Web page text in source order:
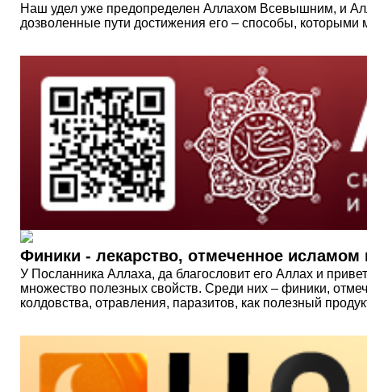
Наш удел уже предопределен Аллахом Всевышним, и
дозволенные пути достижения его – способы, которыми
Финики - лекарство, отмеченное исламом
У Посланника Аллаха, да благословит его Аллах и
множество полезных свойств. Среди них – финики,
колдовства, отравления, паразитов, как полезный